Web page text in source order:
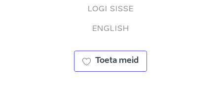
LOGI SISSE
ENGLISH
Toeta meid